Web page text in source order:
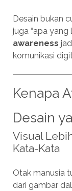
Desain bukan
juga “apa yang
awareness
komunikasi
Kenapa
Desain
Visual
Kata-Kata
Otak manusia
dari gambar